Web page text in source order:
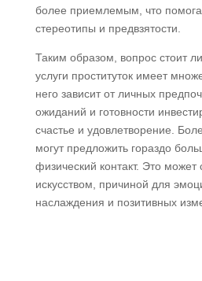
более приемлемым, что
стереотипы и предвзятости.
Таким образом, вопрос стоит
услуги проституток имеет
него зависит от личных
ожиданий и готовности
счастье и удовлетворение.
могут предложить гораздо
физический контакт. Это может
искусством, причиной для
наслаждения и позитивных